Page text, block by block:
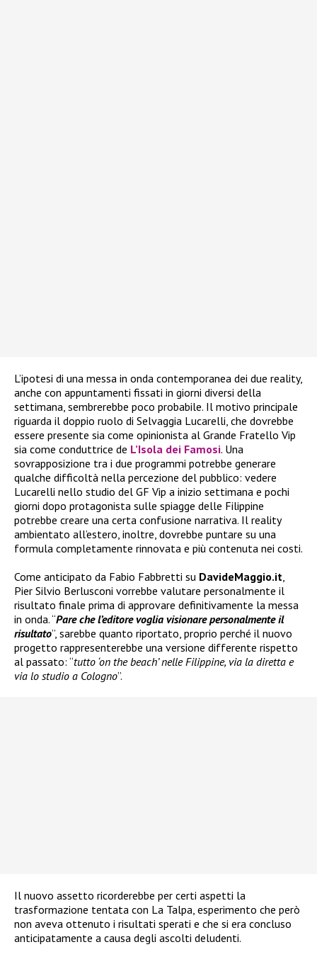
L’ipotesi di una messa in onda contemporanea dei due reality,
anche con appuntamenti fissati in giorni diversi della
settimana, sembrerebbe poco probabile. Il motivo principale
riguarda il doppio ruolo di Selvaggia Lucarelli, che dovrebbe
essere presente sia come opinionista al Grande Fratello Vip
sia come conduttrice de L’Isola dei Famosi. Una
sovrapposizione tra i due programmi potrebbe generare
qualche difficoltà nella percezione del pubblico: vedere
Lucarelli nello studio del GF Vip a inizio settimana e pochi
giorni dopo protagonista sulle spiagge delle Filippine
potrebbe creare una certa confusione narrativa. Il reality
ambientato all’estero, inoltre, dovrebbe puntare su una
formula completamente rinnovata e più contenuta nei costi.
Come anticipato da Fabio Fabbretti su DavideMaggio.it
Pier Silvio Berlusconi vorrebbe valutare personalmente il
risultato finale prima di approvare definitivamente la messa
in onda. “Pare che l’editore voglia visionare personalmente il
risultato”, sarebbe quanto riportato, proprio perché il nuovo
progetto rappresenterebbe una versione differente rispetto
al passato: “tutto ‘on the beach’ nelle Filippine, via la diretta e
via lo studio a Cologno”.
Il nuovo assetto ricorderebbe per certi aspetti la
trasformazione tentata con La Talpa, esperimento che però
non aveva ottenuto i risultati sperati e che si era concluso
anticipatamente a causa degli ascolti deludenti.